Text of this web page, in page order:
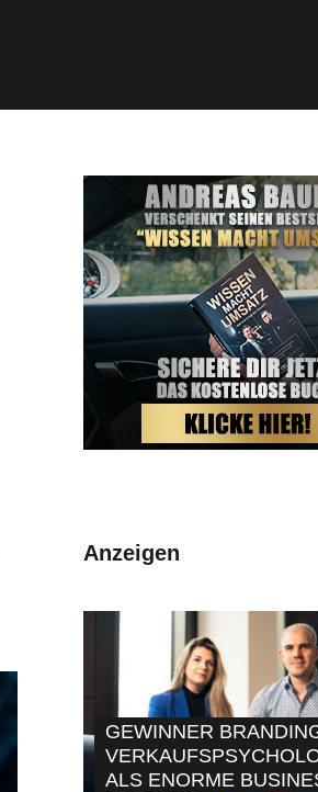
Anzeigen
GEWINNER
ALS ENORME